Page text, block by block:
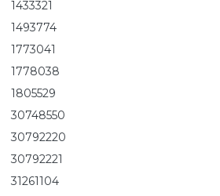
1433321
1493774
1773041
1778038
1805529
30748550
30792220
30792221
31261104